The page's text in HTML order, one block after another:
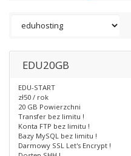
EDU20GB
EDU-START
zł50 / rok
20 GB Powierzchni
Transfer bez limitu !
Konta FTP bez limitu !
Bazy MySQL bez limitu !
Darmowy SSL Let's Encrypt !